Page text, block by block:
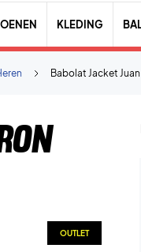
KLEDING
Babolat Jacket
OUTLET